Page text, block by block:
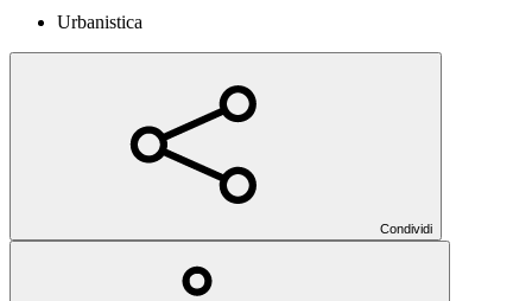
Urbanistica
Condividi